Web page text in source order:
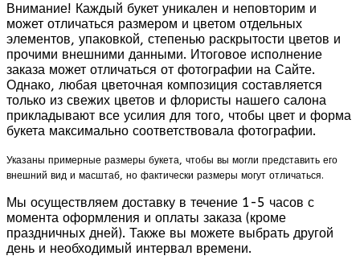
Внимание! Каждый букет уникален и неповторим и
может отличаться размером и цветом отдельных
элементов, упаковкой, степенью раскрытости цветов и
прочими внешними данными. Итоговое исполнение
заказа может отличаться от фотографии на Сайте.
Однако, любая цветочная композиция составляется
только из свежих цветов и флористы нашего салона
прикладывают все усилия для того, чтобы цвет и форма
букета максимально соответствовала фотографии.
Указаны примерные размеры букета, чтобы вы могли представить его
внешний вид и масштаб, но фактически размеры могут отличаться.
Мы осуществляем доставку в течение 1-5 часов с
момента оформления и оплаты заказа (кроме
праздничных дней). Также вы можете выбрать другой
день и необходимый интервал времени.